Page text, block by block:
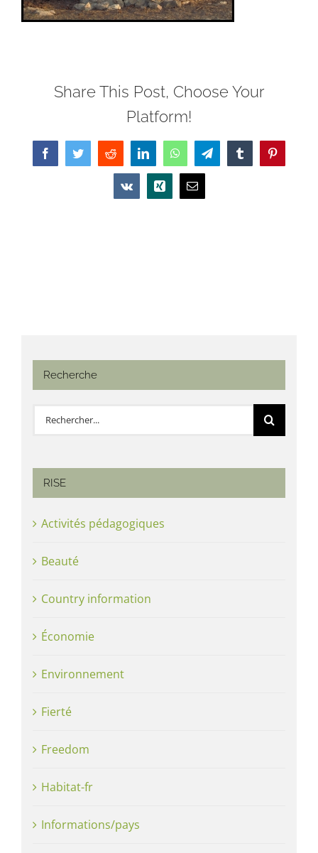
Share This Post, Choose Your
Platform!
FacebookTwitterReddit LinkedInWhatsAppTelegramTumblrPinterest
Vk Xing Email
Recherche
Rechercher:
RISE
Activités pédagogiques
Beauté
Country information
Économie
Environnement
Fierté
Freedom
Habitat-fr
Informations/pays